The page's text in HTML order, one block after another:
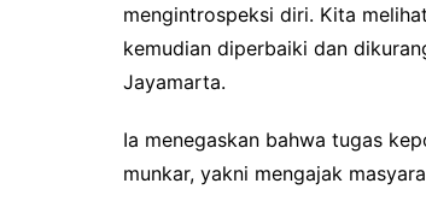
mengintrospeksi diri. Kita
kemudian diperbaiki dan
Jayamarta.
Ia menegaskan bahwa tugas
munkar, yakni mengajak